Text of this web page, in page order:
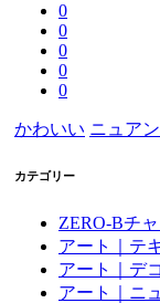
0
0
0
0
0
かわいい ニュア
カテゴリー
ZERO-Bチ
アート｜テ
アート｜デ
アート｜ニ